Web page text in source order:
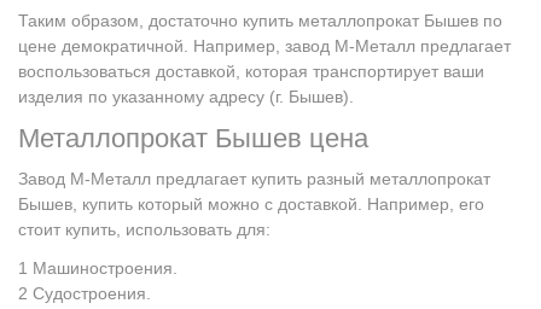
Таким образом, достаточно купить металлопрокат Бышев по
цене демократичной. Например, завод М-Металл предлагает
воспользоваться доставкой, которая транспортирует ваши
изделия по указанному адресу (г. Бышев).
Металлопрокат Бышев цена
Завод М-Металл предлагает купить разный металлопрокат
Бышев, купить который можно с доставкой. Например, его
стоит купить, использовать для:
Машиностроения.
Судостроения.